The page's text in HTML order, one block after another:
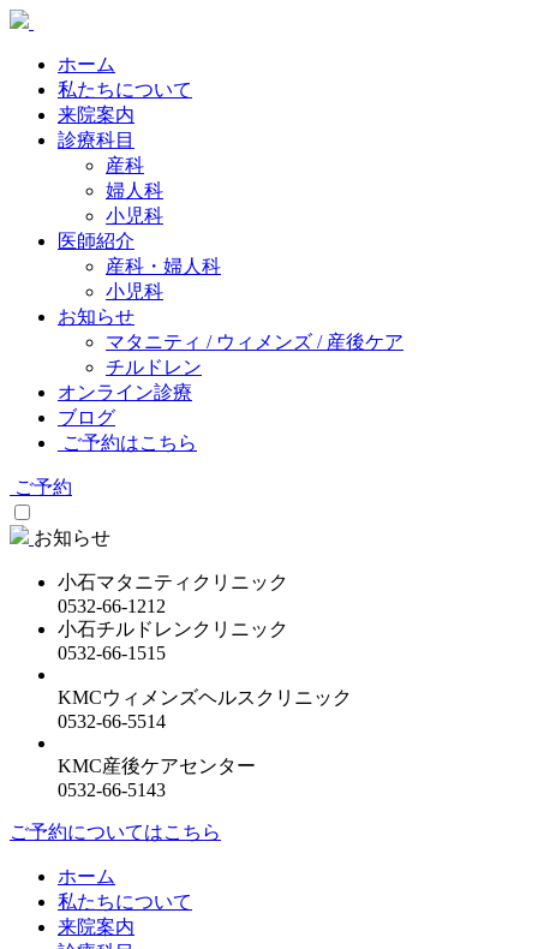
ホーム
私たちについて
来院案内
診療科目
産科
婦人科
小児科
医師紹介
産科・婦人科
小児科
お知らせ
マタニティ / ウィメンズ / 産後ケア
チルドレン
オンライン診療
ブログ
ご予約はこちら
ご予約
お知らせ
小石マタニティクリニック
0532-66-1212
小石チルドレンクリニック
0532-66-1515
KMCウィメンズヘルスクリニック
0532-66-5514
KMC産後ケアセンター
0532-66-5143
ご予約についてはこちら
ホーム
私たちについて
来院案内